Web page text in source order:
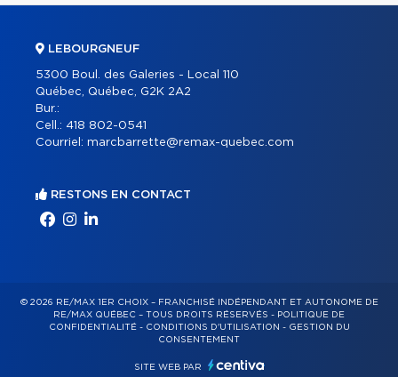
LEBOURGNEUF
5300 Boul. des Galeries - Local 110
Québec, Québec, G2K 2A2
Bur.:
Cell.: 418 802-0541
Courriel: marcbarrette@remax-quebec.com
RESTONS EN CONTACT
© 2026 RE/MAX 1ER CHOIX – FRANCHISÉ INDÉPENDANT ET AUTONOME DE
RE/MAX QUÉBEC – TOUS DROITS RÉSERVÉS - POLITIQUE DE
CONFIDENTIALITÉ- CONDITIONS D'UTILISATION - GESTION DU
CONSENTEMENT
SITE WEB PAR